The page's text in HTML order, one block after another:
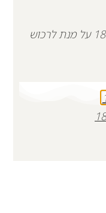
על פי חוק, עליך להיות מעל גיל 18 על מנת לרכוש